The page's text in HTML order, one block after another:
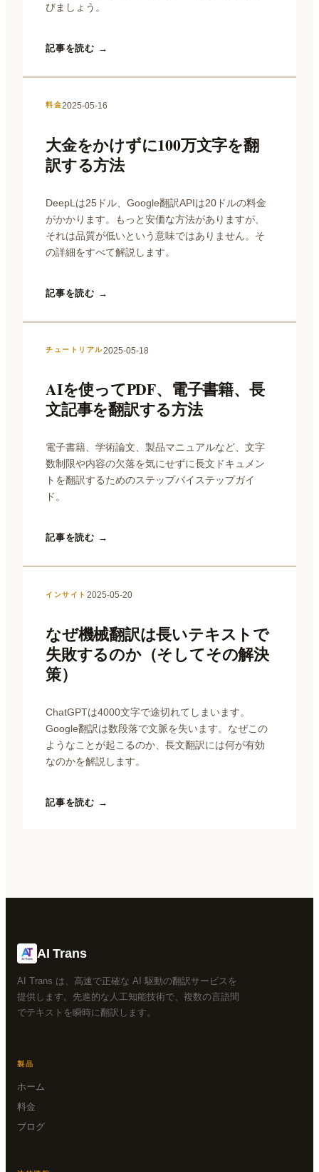
びましょう。
記事を読む →
料金2025-05-16
大金をかけずに100万文字を翻
訳する方法
DeepLは25ドル、Google翻訳APIは20ドルの料金
がかかります。もっと安価な方法がありますが、
それは品質が低いという意味ではありません。そ
の詳細をすべて解説します。
記事を読む →
チュートリアル2025-05-18
AIを使ってPDF、電子書籍、長
文記事を翻訳する方法
電子書籍、学術論文、製品マニュアルなど、文字
数制限や内容の欠落を気にせずに長文ドキュメン
トを翻訳するためのステップバイステップガイ
ド。
記事を読む →
インサイト 2025-05-20
なぜ機械翻訳は長いテキストで
失敗するのか（そしてその解決
策）
ChatGPTは4000文字で途切れてしまいます。
Google翻訳は数段落で文脈を失います。なぜこの
ようなことが起こるのか、長文翻訳には何が有効
なのかを解説します。
記事を読む →
AI Trans
AI Trans は、高速で正確な AI 駆動の翻訳サービスを
提供します。先進的な人工知能技術で、複数の言語間
でテキストを瞬時に翻訳します。
製品
ホーム
料金
ブログ